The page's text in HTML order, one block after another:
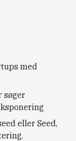
med
søger
eller Seed,